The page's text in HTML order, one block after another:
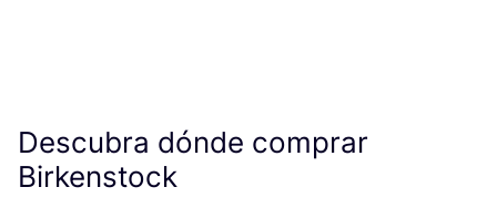
Descubra dónde comprar
Birkenstock